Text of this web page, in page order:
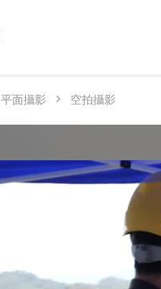
平面攝影 空拍攝影